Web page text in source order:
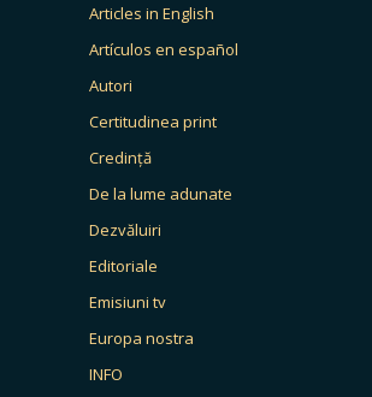
Articles in English
Artículos en español
Autori
Certitudinea print
Credință
De la lume adunate
Dezvăluiri
Editoriale
Emisiuni tv
Europa nostra
INFO